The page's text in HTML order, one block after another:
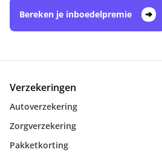
Bereken je inboedelpremie
Verzekeringen
Autoverzekering
Zorgverzekering
Pakketkorting